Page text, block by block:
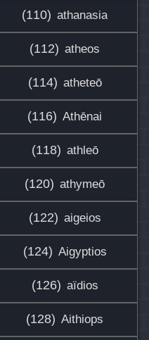
(110) athanasia
(112) atheos
(114) atheteō
(116) Athēnai
(118) athleō
(120) athymeō
(122) aigeios
(124) Aigyptios
(126) aïdios
(128) Aithiops